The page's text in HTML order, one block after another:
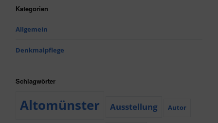
Kategorien
Allgemein
Denkmalpflege
Schlagwörter
Altomünster Ausstellung Autor